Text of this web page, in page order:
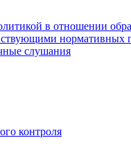
в отношении
нормативных
слушания
контроля